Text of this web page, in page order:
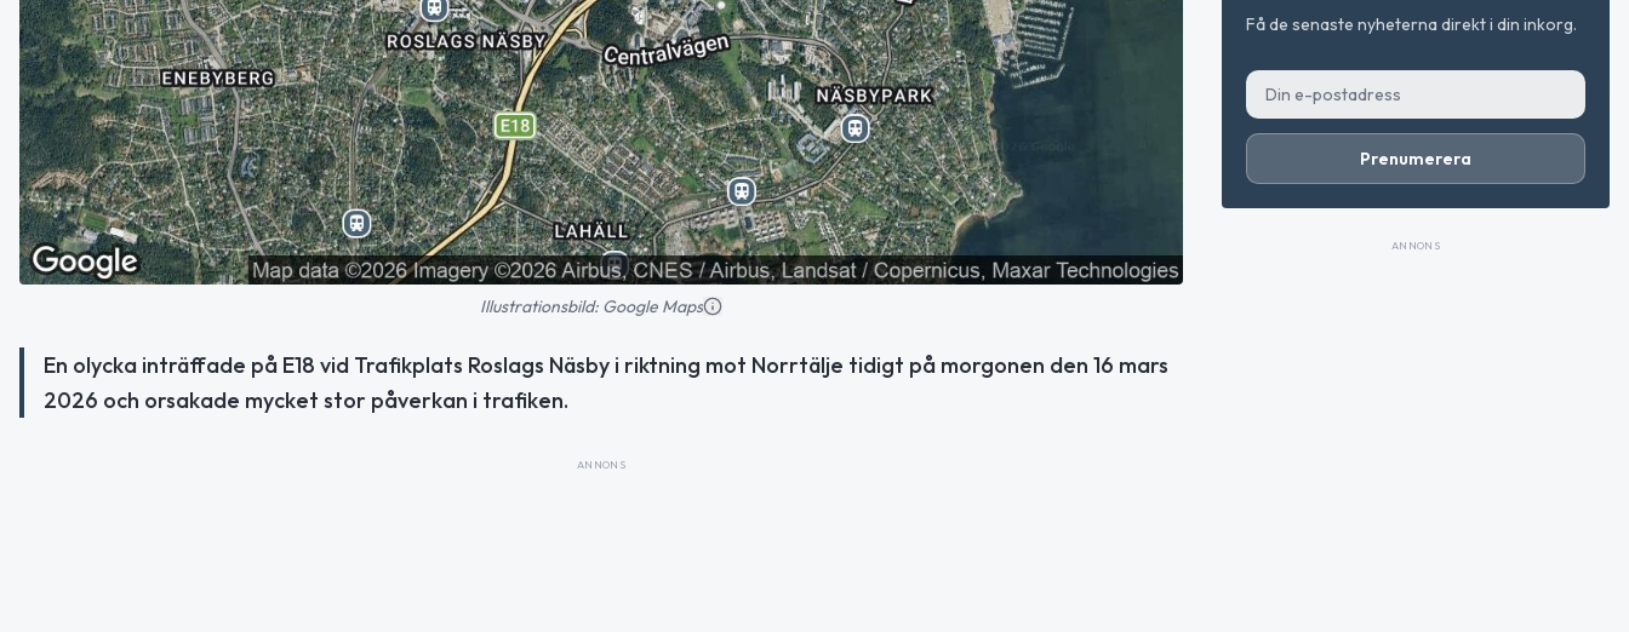
Illustrationsbild: Google Maps
En olycka inträffade på E18 vid Trafikplats Roslags Näsby i riktning mot Norrtälje tidigt på morgonen den 16 mars
2026 och orsakade mycket stor påverkan i trafiken.
ANNONS
Få de senaste nyheterna direkt i din inkorg.
Prenumerera
ANNONS